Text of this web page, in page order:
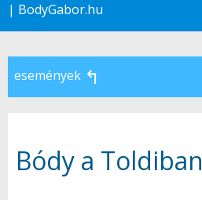
| BodyGabor.hu
események ↰
Bódy a Toldiban